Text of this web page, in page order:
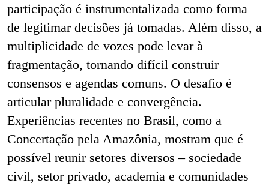
participação é instrumentalizada como forma
de legitimar decisões já tomadas. Além disso, a
multiplicidade de vozes pode levar à
fragmentação, tornando difícil construir
consensos e agendas comuns. O desafio é
articular pluralidade e convergência.
Experiências recentes no Brasil, como a
Concertação pela Amazônia, mostram que é
possível reunir setores diversos – sociedade
civil, setor privado, academia e comunidades